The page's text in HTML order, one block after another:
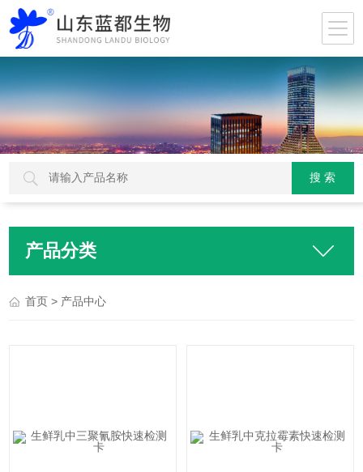
产品分类
首页 > 产品中心